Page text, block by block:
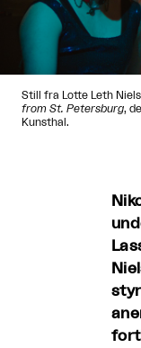
Still fra Lotte Leth
from St. Petersburg,
Kunsthal.